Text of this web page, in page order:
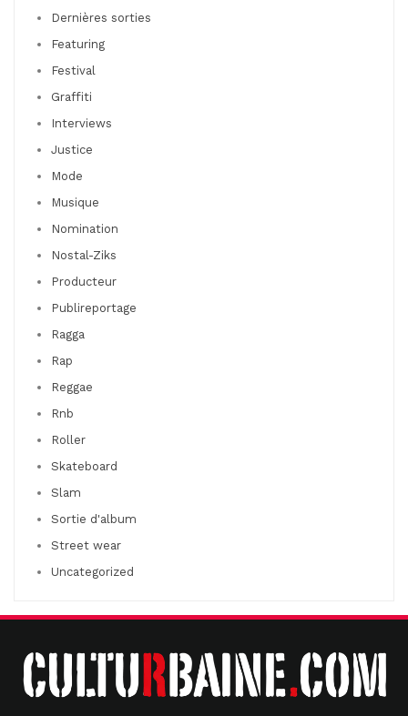
Dernières sorties
Featuring
Festival
Graffiti
Interviews
Justice
Mode
Musique
Nomination
Nostal-Ziks
Producteur
Publireportage
Ragga
Rap
Reggae
Rnb
Roller
Skateboard
Slam
Sortie d'album
Street wear
Uncategorized